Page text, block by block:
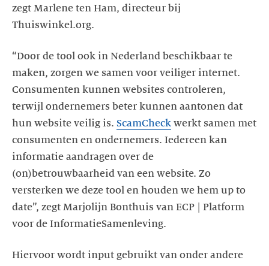
zegt Marlene ten Ham, directeur bij
Thuiswinkel.org.
“Door de tool ook in Nederland beschikbaar te
maken, zorgen we samen voor veiliger internet.
Consumenten kunnen websites controleren,
terwijl ondernemers beter kunnen aantonen dat
hun website veilig is. ScamCheck werkt samen met
consumenten en ondernemers. Iedereen kan
informatie aandragen over de
(on)betrouwbaarheid van een website. Zo
versterken we deze tool en houden we hem up to
date”, zegt Marjolijn Bonthuis van ECP | Platform
voor de InformatieSamenleving.
Hiervoor wordt input gebruikt van onder andere